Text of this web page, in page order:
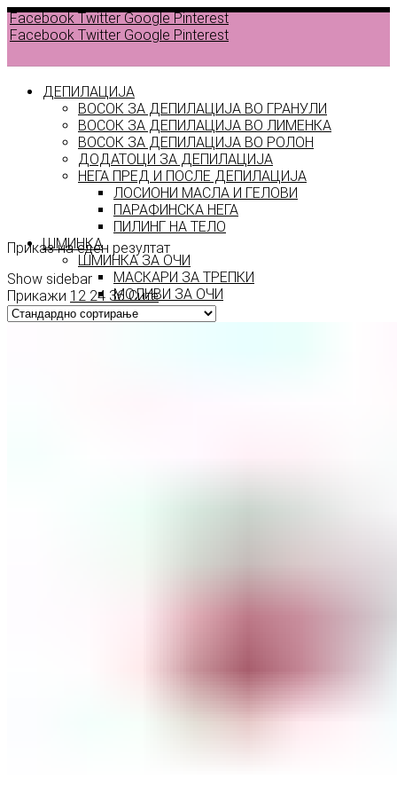
Facebook Twitter Google Pinterest
Facebook Twitter Google Pinterest
ДЕПИЛАЦИЈА
ВОСОК ЗА ДЕПИЛАЦИЈА ВО ГРАНУЛИ
ВОСОК ЗА ДЕПИЛАЦИЈА ВО ЛИМЕНКА
ВОСОК ЗА ДЕПИЛАЦИЈА ВО РОЛОН
ДОДАТОЦИ ЗА ДЕПИЛАЦИЈА
НЕГА ПРЕД И ПОСЛЕ ДЕПИЛАЦИЈА
ЛОСИОНИ МАСЛА И ГЕЛОВИ
ПАРАФИНСКА НЕГА
ПИЛИНГ НА ТЕЛО
ШМИНКА
ШМИНКА ЗА ОЧИ
МАСКАРИ ЗА ТРЕПКИ
МОЛИВИ ЗА ОЧИ
СЕНКИ ЗА ОЧИ
ТУШ ЗА ОЧИ
products
прстени
Приказ на еден резултат
Show sidebar
Прикажи 12 24 36 Сите